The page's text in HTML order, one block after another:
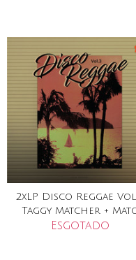
2xLP Disco Reggae
Taggy Matcher +
Esgotado